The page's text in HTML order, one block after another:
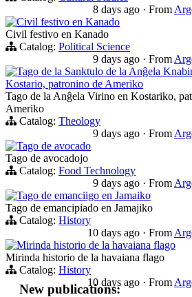
8 days ago · From
Civil festivo en Kanado
Civil festivo en Kanado
Catalog: Political Science
9 days ago · From
Tago de la Sanktulo de la Anĝela
Kostario, patronino de Ameriko
Tago de la Anĝela Virino en Kostariko,
Ameriko
Catalog: Theology
9 days ago · From
Tago de avocado
Tago de avocadojo
Catalog: Food Technology
9 days ago · From
Tago de emanciigo en Jamaiko
Tago de emancipiado en Jamajiko
Catalog: History
10 days ago · From
Mirinda historio de la havaiana flago
Mirinda historio de la havaiana flago
Catalog: History
10 days ago · From
New publications: